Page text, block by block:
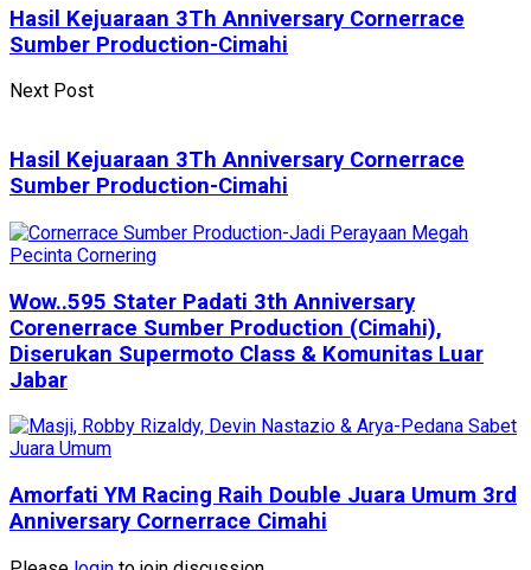
Hasil Kejuaraan 3Th Anniversary Cornerrace
Sumber Production-Cimahi
Next Post
Hasil Kejuaraan 3Th Anniversary Cornerrace
Sumber Production-Cimahi
Wow..595 Stater Padati 3th Anniversary
Corenerrace Sumber Production (Cimahi),
Diserukan Supermoto Class & Komunitas Luar
Jabar
Amorfati YM Racing Raih Double Juara Umum 3rd
Anniversary Cornerrace Cimahi